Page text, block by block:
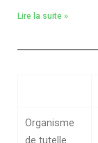
Lire la suite »
Organisme
de tutelle